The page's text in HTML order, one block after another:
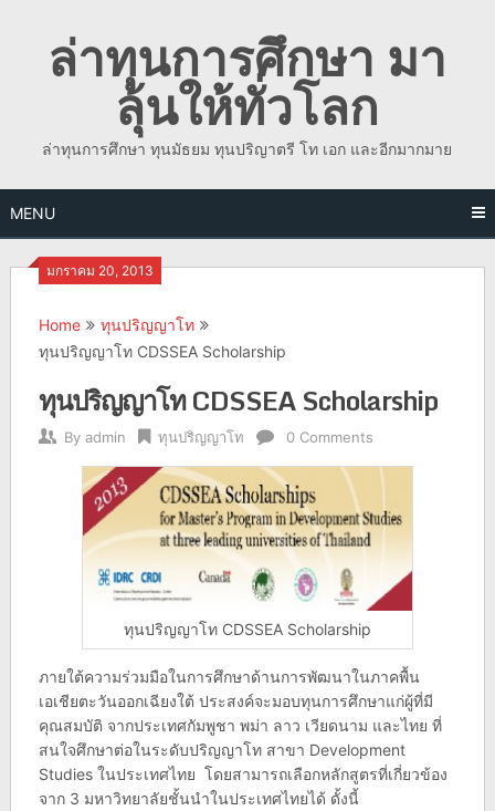
contentล่าทุนการศึกษา มา
ลุ้นให้ทั่วโลก
ล่าทุนการศึกษา ทุนมัธยม ทุนปริญาตรี โท เอก และอีกมากมาย
MENU
มกราคม 20, 2013
Home
ทุนปริญญาโท
ทุนปริญญาโท CDSSEA Scholarship
ทุนปริญญาโท CDSSEA Scholarship
By admin ทุนปริญญาโท 0 Comments
ทุนปริญญาโท CDSSEA Scholarship
ภายใต้ความร่วมมือในการศึกษาด้านการพัฒนาในภาคพื้น
เอเชียตะวันออกเฉียงใต้ ประสงค์จะมอบทุนการศึกษาแก่ผู้ที่มี
คุณสมบัติ จากประเทศกัมพูชา พม่า ลาว เวียดนาม และไทย ที่
สนใจศึกษาต่อในระดับปริญญาโท สาขา Development
Studies ในประเทศไทย โดยสามารถเลือกหลักสูตรที่เกี่ยวข้อง
จาก 3 มหาวิทยาลัยชั้นนำในประเทศไทยได้ ดั้งนี้